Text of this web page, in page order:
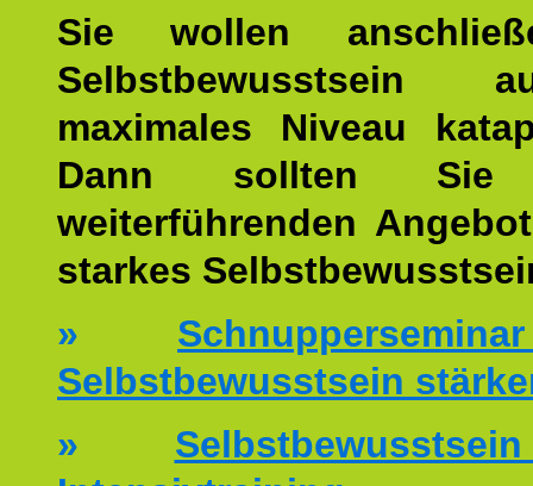
Sie wollen
Selbstbewusstsein
maximales Niveau
Dann sollten Sie
weiterführenden
starkes
»
Selbstbewusstsein
»